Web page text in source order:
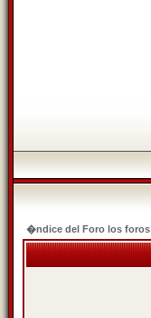
�ndice del Foro los